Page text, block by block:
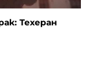
Техеран